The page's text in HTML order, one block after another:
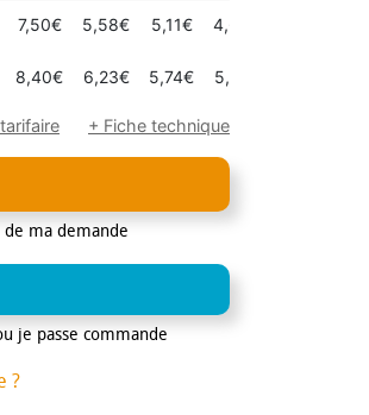
ou de la
pas ce produit
: Verso de la
impression
7,50€ 5,58€ 5,11€ 4,66€
8,40€ 6,23€ 5,74€ 5,27€
+ Fiche technique
ma demande
je passe commande
?